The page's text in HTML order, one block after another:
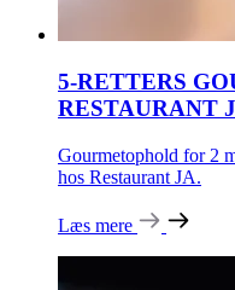
5-RETTERS
RESTAURANT
Gourmetophold for 2
hos Restaurant JA.
Læs mere